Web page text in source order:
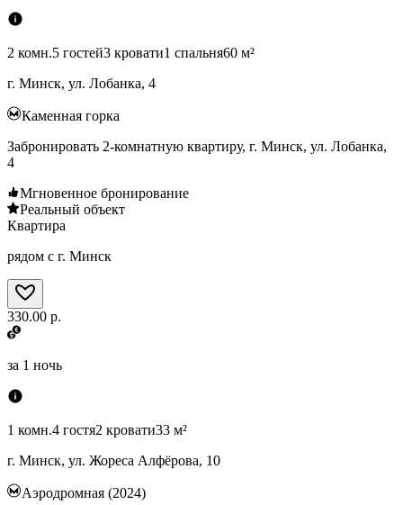
2 комн.5 гостей3 кровати1 спальня60 м²
г. Минск, ул. Лобанка, 4
Каменная горка
Забронировать 2-комнатную квартиру, г. Минск, ул. Лобанка,
4
Мгновенное бронирование
Реальный объект
Квартира
рядом с г. Минск
330.00 р.
за 1 ночь
1 комн.4 гостя2 кровати33 м²
г. Минск, ул. Жореса Алфёрова, 10
Аэродромная (2024)